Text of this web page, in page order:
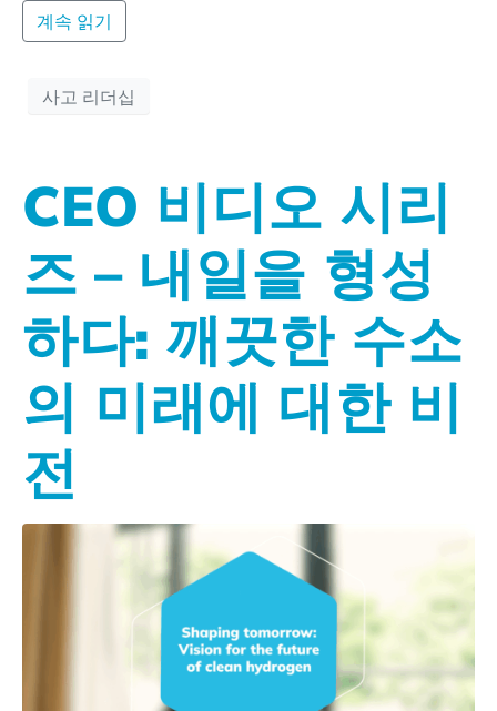
계속 읽기
사고 리더십
CEO 비디오 시리
즈 – 내일을 형성
하다: 깨끗한 수소
의 미래에 대한 비
전